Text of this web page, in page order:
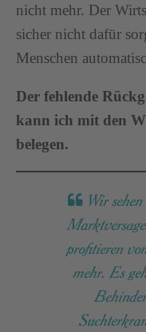
nicht mehr. Der
sicher nicht dafür
Menschen
Der fehlende
kann ich mit den
belegen.
Wir
profitieren
mehr. Es